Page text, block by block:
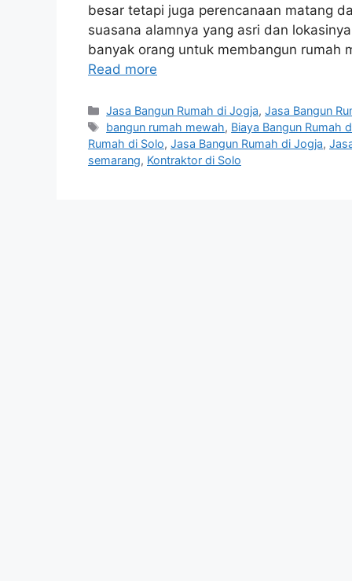
besar tetapi juga perencanaan matang
suasana alamnya yang asri dan
banyak orang untuk membangun rumah
Read more
Categories
Jasa Bangun Rumah di Jogja,Jasa Bangun
Tags
bangun rumah mewah, Biaya Bangun Rumah
Rumah di Solo, Jasa Bangun Rumah di Jogja,
semarang, Kontraktor di Solo